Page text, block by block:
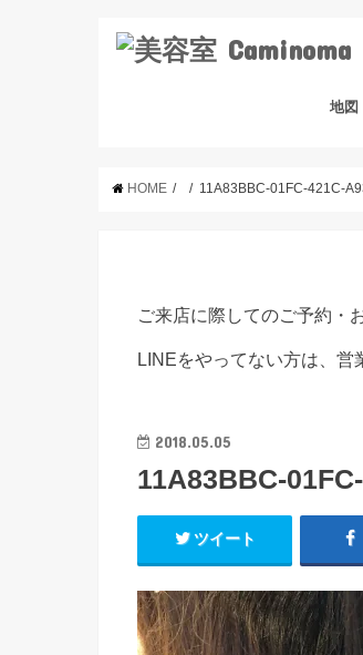
地図
HOME 11A83BBC-01FC-421C-
ご来店に際してのご予約・
LINEをやってない方は、営
2018.05.05
11A83BBC-
ツイート